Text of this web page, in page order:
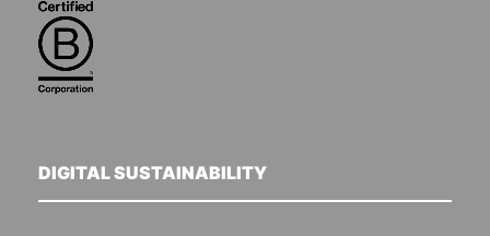
DIGITAL SUSTAINABILITY